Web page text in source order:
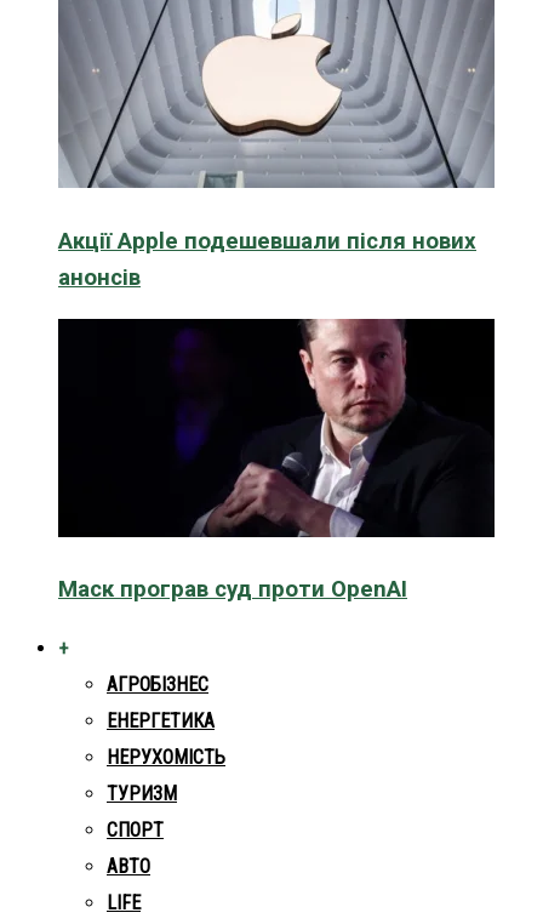
Акції Apple подешевшали після нових
анонсів
Маск програв суд проти OpenAI
+
АГРОБІЗНЕС
ЕНЕРГЕТИКА
НЕРУХОМІСТЬ
ТУРИЗМ
СПОРТ
АВТО
LIFE